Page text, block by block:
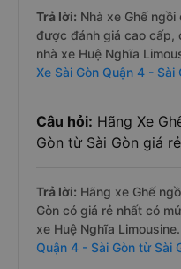
Trả lời: Nhà xe Ghế ngồi
được đánh giá cao cấp,
nhà xe Huệ Nghĩa
Xe Sài Gòn Quận 4 - Sài
Câu hỏi: Hãng Xe
Gòn từ Sài Gòn giá
Trả lời: Hãng xe Ghế
Gòn có giá rẻ nhất có
xe Huệ Nghĩa
Quận 4 - Sài Gòn từ Sài